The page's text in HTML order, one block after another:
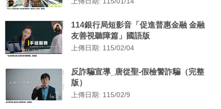
114銀行局短影音「促進普惠金融 金融
友善視聽障篇」國語版
上傳日期: 115/02/04
反詐騙宣導_唐從聖-假檢警詐騙（完整
版）
上傳日期: 115/02/9